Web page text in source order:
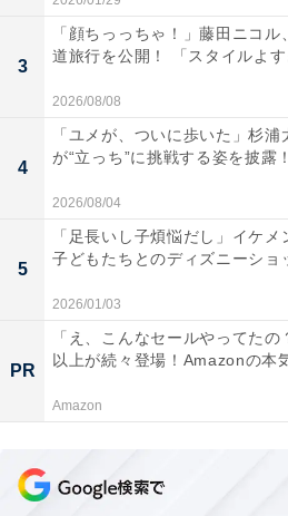
3
「顔ちっっちゃ！」藤田ニコ
道旅行を公開！ 「スタイルよ
2026/08/08
4
「ユメが、ついに歩いた」杉浦
が“立っち”に挑戦する姿を披露
2026/08/04
5
「足長いし子煩悩だし」イケメ
子どもたちとのディズニーショ
2026/01/03
PR
「え、こんなセールやってた
以上が続々登場！Amazonの本
Amazon